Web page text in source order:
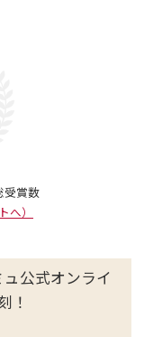
賞数
へ）
公式オンライ
！